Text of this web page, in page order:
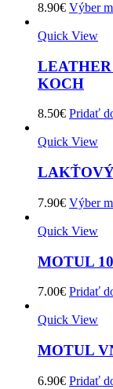
8.90€ Výber
Quick View
KOCH
8.50€ Pridať
Quick View
7.90€ Výber
Quick View
MOTUL
7.00€ Pridať
Quick View
MOTUL
6.90€ Pridať